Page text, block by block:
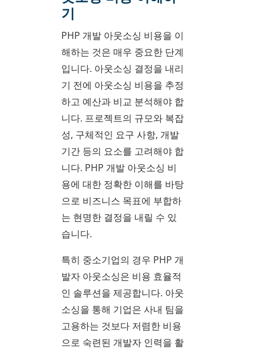
기
PHP 개발 아웃소싱 비용을 이
해하는 것은 매우 중요한 단계
입니다. 아웃소싱 결정을 내리
기 전에 아웃소싱 비용을 추정
하고 예산과 비교 분석해야 합
니다. 프로젝트의 규모와 복잡
성, 구체적인 요구 사항, 개발
기간 등의 요소를 고려해야 합
니다. PHP 개발 아웃소싱 비
용에 대한 정확한 이해를 바탕
으로 비즈니스 목표에 부합하
는 현명한 결정을 내릴 수 있
습니다.
특히 중소기업의 경우 PHP 개
발자 아웃소싱은 비용 효율적
인 솔루션을 제공합니다. 아웃
소싱을 통해 기업은 사내 팀을
고용하는 것보다 저렴한 비용
으로 숙련된 개발자 인력을 활